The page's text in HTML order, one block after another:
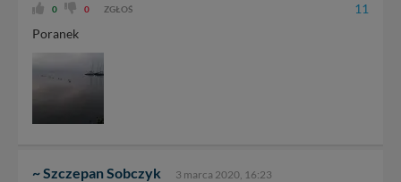
0 0 ZGŁOŚ 11
Poranek
~ Szczepan Sobczyk 3 marca 2020, 16:23